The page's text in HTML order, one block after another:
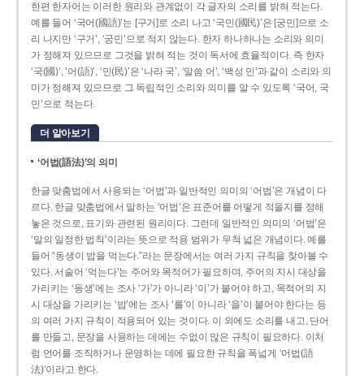
한편 한자어는 이러한 원리와 관계없이 각 글자의 소리를 밝혀 적는다.
예를 들어 ‘국어(國語)’는 [구거]로 소리 나고 ‘국민(國民)’은 [궁민]으로 소
리 나지만 ‘구거’, ‘궁민’으로 적지 않는다. 한자 하나하나는 소리와 의미
가 정해져 있으므로 그것을 밝혀 적는 것이 독서에 효율적이다. 즉 한자
‘국(國)’, ‘어(語)’, ‘민(民)’은 ‘나라 국’, ‘말씀 어’, ‘백성 민’과 같이 소리와 의
미가 정해져 있으므로 그 독립적인 소리와 의미를 알 수 있도록 ‘국어, 국
민’으로 적는다.
더 알아보기
‘어법(語法)’의 의미
한글 맞춤법에서 사용되는 ‘어법’과 일반적인 의미의 ‘어법’은 개념이 다
르다. 한글 맞춤법에서 말하는 ‘어법’은 표준어를 어떻게 적을지를 정해
놓은 것으로, 표기와 관련된 원리이다. 그런데 일반적인 의미의 ‘어법’은
‘말의 일정한 법칙’이라는 뜻으로 적용 범위가 무척 넓은 개념이다. 예를
들어 “동생이 밥을 먹는다.”라는 문장에서는 여러 가지 규칙을 찾아볼 수
있다. 서술어 ‘먹는다’는 주어와 목적어가 필요하며, 주어의 지시 대상을
가리키는 ‘동생’에는 조사 ‘가’가 아니라 ‘이’가 붙어야 하고, 목적어의 지
시 대상을 가리키는 ‘밥’에는 조사 ‘를’이 아니라 ‘을’이 붙어야 한다는 등
의 여러 가지 규칙이 적용되어 있는 것이다. 이 외에도 소리를 내고, 단어
를 만들고, 문장을 사용하는 데에는 수없이 많은 규칙이 필요하다. 이처
럼 언어를 조직하거나 운영하는 데에 필요한 규칙을 폭넓게 ‘어법(語
法)’이라고 한다.